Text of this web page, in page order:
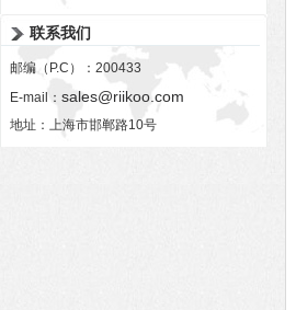
联系我们
邮编（P.C）：200433
E-mail： sales@riikoo.com
地址：上海市邯郸路10号